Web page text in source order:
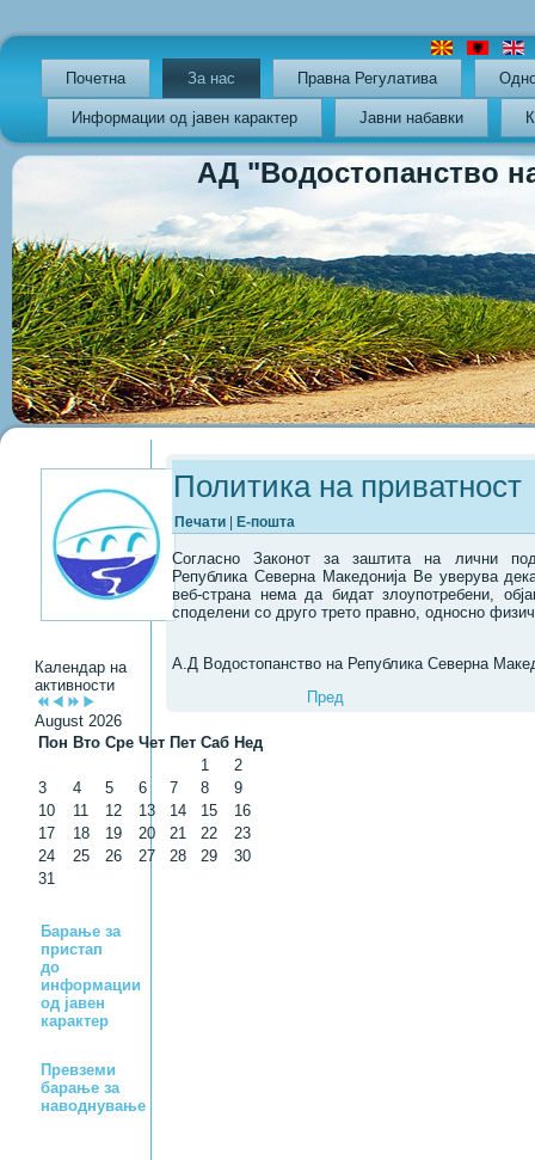
Почетна За нас Правна Регулатива
Информации од јавен карактер Јавни набавки
АД "Водостопанство на
Календар на
активности
August 2026
Пон Вто Сре Чет Пет Саб Нед
1
2
3
4 5 6 7 8
9
10
11 12 13 14 15
16
17
18 19 20 21 22
23
24
25 26 27 28 29
30
31
Барање за
пристап
до
информации
од јавен
карактер
Превземи
барање за
наводнување
Политика на приватност
Печати Е-пошта
Согласно Законот за заштита на лични
Република Северна Македонија Ве уверува
веб-страна нема да бидат злоупотребени,
споделени со друго трето правно, односно
А.Д Водостопанство на Република Северна
Пред